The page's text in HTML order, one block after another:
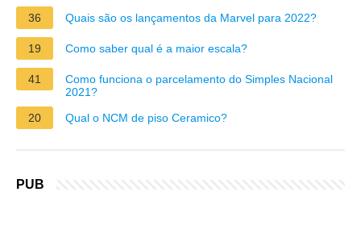
36 Quais são os lançamentos da Marvel para 2022?
19 Como saber qual é a maior escala?
41
Como funciona o parcelamento do Simples Nacional
2021?
20
Qual o NCM de piso Ceramico?
PUB